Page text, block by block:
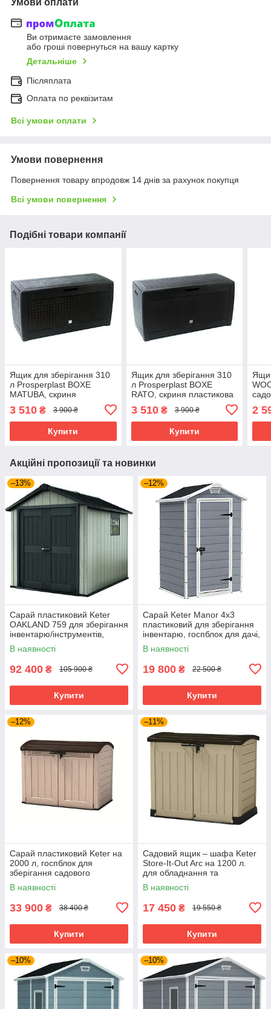
Ви отримаєте замовлення
або гроші повернуться на вашу картку
Детальніше
Післяплата
Оплата по реквізитам
Всі умови оплати
Умови повернення
Повернення товару впродовж 14 днів за рахунок покупця
Всі умови повернення
Подібні товари компанії
Ящик для зберігання 310
л Prosperplast BOXE
MATUBA, скриня
коричнева
3 510 ₴ 3 900 ₴
Купити
Ящик для зберігання 310
л Prosperplast BOXE
RATO, скриня пластикова
для дачі веранди балкона,
коричневий
3 510₴ 3 900 ₴
Купити
2
Акційні пропозиції та новинки
–13%
Сарай пластиковий Keter
OAKLAND 759 для зберігання
інвентарю/інструментів,
садовий будиночок, дачний
хозблок, сірий
В наявності
92 400 ₴ 105 900 ₴
Купити
–12%
Сарай Keter Manor 4x3
пластиковий для зберігання
інвентарю, госпблок для дачі,
садовий будиночок, сірий
В наявності
19 800 ₴ 22 500 ₴
Купити
–12%
Сарай пластиковий Keter на
2000 л, госпблок для
зберігання садового
інвентарю, інструментів, баків
для сміття
В наявності
33 900 ₴ 38 400 ₴
Купити
–11%
Садовий ящик – шафа Keter
Store-It-Out Arc на 1200 л.
для обладнання та
інструментів, пластиковий
пластиковий з дверцятами
В наявності
17 450 ₴ 19 550 ₴
Купити
–10% –10%